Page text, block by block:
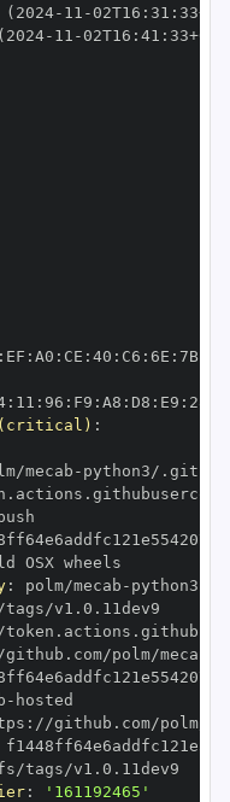
- 11 -02T16 : 31 : 33+00
- 11 -02T16 : 41 : 33+00
EF : A0 : CE : 40 : C6 : 6E : 7B:
: 11 : 96 : F9 : A8 : D8 : E9 : 28
(critical) :
mecab -
: polm/mecab -
polm/mecab
-
: //github.com/polm/
:
'161192465'